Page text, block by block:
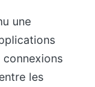
une
les